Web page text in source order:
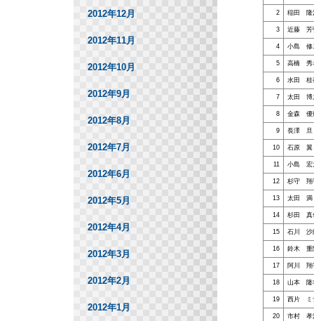
2 稲田 隆
3 近藤 芳
4 小島 修
5 高橋 秀
6 水田 桂
7 太田 博
8 金森 優
9 長澤 旦
10 石原 翼
11 小島 宏
12 杉守 翔
13 太田 満
14 杉田 真
15 石川 沙
16 鈴木 重
17 阿川 翔
18 山本 隆
19 西片 ミ
20 市村 孝
2012年12月
2012年11月
2012年10月
2012年9月
2012年8月
2012年7月
2012年6月
2012年5月
2012年4月
2012年3月
2012年2月
2012年1月